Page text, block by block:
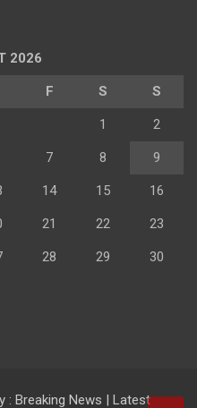
2026
F S S
1 2
7 8 9
14 15 16
21 22 23
28 29 30
: Breaking News | Latest